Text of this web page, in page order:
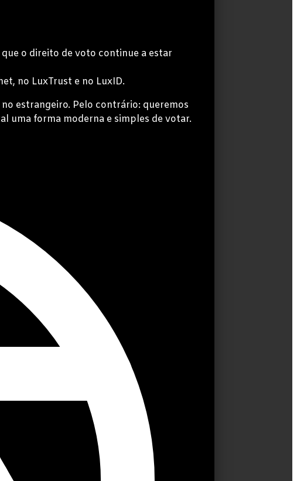
o direito de voto continue a estar
no LuxTrust e no LuxID.
estrangeiro. Pelo contrário: queremos
uma forma moderna e simples de votar.